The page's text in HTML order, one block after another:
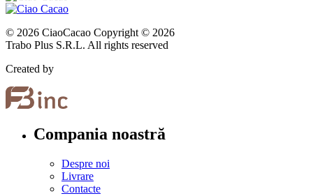
© 2026 CiaoCacao Copyright © 2026
Trabo Plus S.R.L. All rights reserved
Created by
Compania noastră
Despre noi
Livrare
Contacte